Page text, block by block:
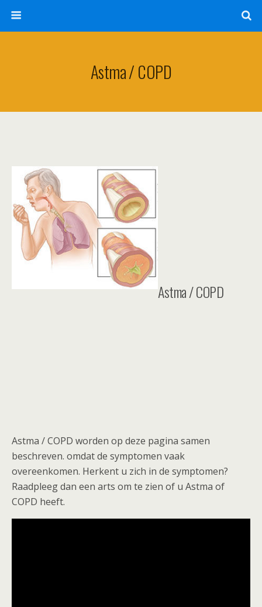
Astma / COPD
Astma / COPD
Astma / COPD worden op deze pagina samen
beschreven. omdat de symptomen vaak
overeenkomen. Herkent u zich in de symptomen?
Raadpleeg dan een arts om te zien of u Astma of
COPD heeft.